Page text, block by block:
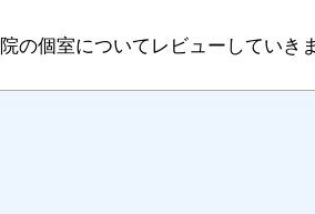
の個室についてレビューしていき